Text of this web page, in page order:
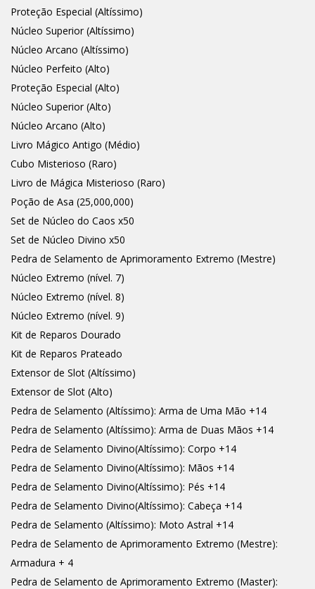
Proteção Especial (Altíssimo)
Núcleo Superior (Altíssimo)
Núcleo Arcano (Altíssimo)
Núcleo Perfeito (Alto)
Proteção Especial (Alto)
Núcleo Superior (Alto)
Núcleo Arcano (Alto)
Livro Mágico Antigo (Médio)
Cubo Misterioso (Raro)
Livro de Mágica Misterioso (Raro)
Poção de Asa (25,000,000)
Set de Núcleo do Caos x50
Set de Núcleo Divino x50
Pedra de Selamento de Aprimoramento Extremo (Mestre)
Núcleo Extremo (nível. 7)
Núcleo Extremo (nível. 8)
Núcleo Extremo (nível. 9)
Kit de Reparos Dourado
Kit de Reparos Prateado
Extensor de Slot (Altíssimo)
Extensor de Slot (Alto)
Pedra de Selamento (Altíssimo): Arma de Uma Mão +14
Pedra de Selamento (Altíssimo): Arma de Duas Mãos +14
Pedra de Selamento Divino(Altíssimo): Corpo +14
Pedra de Selamento Divino(Altíssimo): Mãos +14
Pedra de Selamento Divino(Altíssimo): Pés +14
Pedra de Selamento Divino(Altíssimo): Cabeça +14
Pedra de Selamento (Altíssimo): Moto Astral +14
Pedra de Selamento de Aprimoramento Extremo (Mestre):
Armadura + 4
Pedra de Selamento de Aprimoramento Extremo (Master):